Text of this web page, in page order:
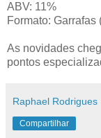
ABV: 11%
Formato:
As novidades
pontos
Raphael Rodrigues
Compartilhar